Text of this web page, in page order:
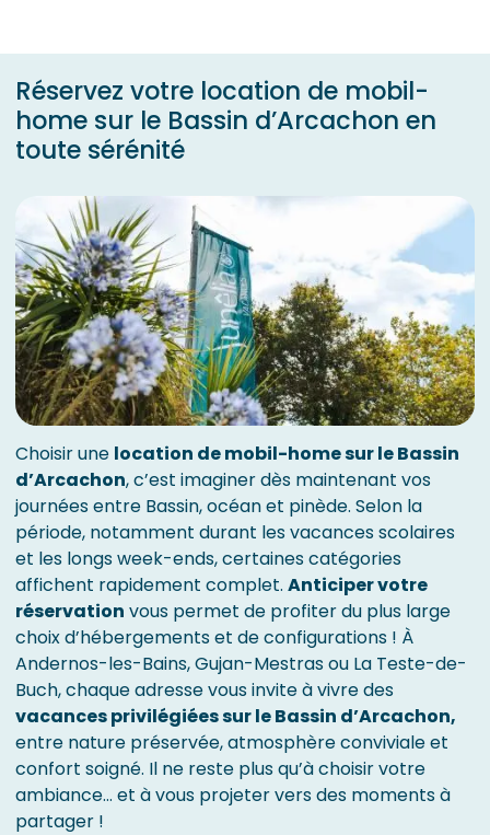
Réservez votre location de mobil-
home sur le Bassin d’Arcachon en
toute sérénité
Choisir une location de mobil-home sur le Bassin
d’Arcachon, c’est imaginer dès maintenant vos
journées entre Bassin, océan et pinède. Selon la
période, notamment durant les vacances scolaires
et les longs week-ends, certaines catégories
affichent rapidement complet. Anticiper votre
réservation vous permet de profiter du plus large
choix d’hébergements et de configurations ! À
Andernos-les-Bains, Gujan-Mestras ou La Teste-de-
Buch, chaque adresse vous invite à vivre des
vacances privilégiées sur le Bassin d’Arcachon,
entre nature préservée, atmosphère conviviale et
confort soigné. Il ne reste plus qu’à choisir votre
ambiance… et à vous projeter vers des moments à
partager !